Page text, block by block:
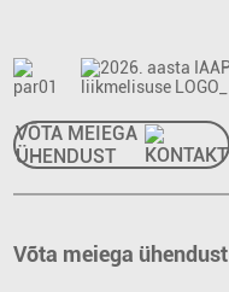
VÕTA MEIEGA
ÜHENDUST
Võta meiega ühendust